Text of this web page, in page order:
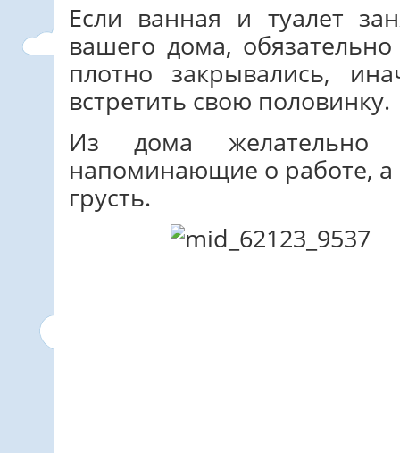
Если ванная и туалет
вашего дома,
плотно закрывались,
встретить свою половинку.
Из дома желательно
напоминающие о работе, а
грусть.